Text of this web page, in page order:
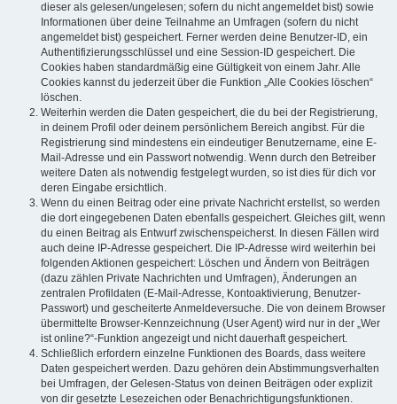
dieser als gelesen/ungelesen; sofern du nicht angemeldet bist) sowie
Informationen über deine Teilnahme an Umfragen (sofern du nicht
angemeldet bist) gespeichert. Ferner werden deine Benutzer-ID, ein
Authentifizierungsschlüssel und eine Session-ID gespeichert. Die
Cookies haben standardmäßig eine Gültigkeit von einem Jahr. Alle
Cookies kannst du jederzeit über die Funktion „Alle Cookies löschen“
löschen.
Weiterhin werden die Daten gespeichert, die du bei der Registrierung,
in deinem Profil oder deinem persönlichem Bereich angibst. Für die
Registrierung sind mindestens ein eindeutiger Benutzername, eine E-
Mail-Adresse und ein Passwort notwendig. Wenn durch den Betreiber
weitere Daten als notwendig festgelegt wurden, so ist dies für dich vor
deren Eingabe ersichtlich.
Wenn du einen Beitrag oder eine private Nachricht erstellst, so werden
die dort eingegebenen Daten ebenfalls gespeichert. Gleiches gilt, wenn
du einen Beitrag als Entwurf zwischenspeicherst. In diesen Fällen wird
auch deine IP-Adresse gespeichert. Die IP-Adresse wird weiterhin bei
folgenden Aktionen gespeichert: Löschen und Ändern von Beiträgen
(dazu zählen Private Nachrichten und Umfragen), Änderungen an
zentralen Profildaten (E-Mail-Adresse, Kontoaktivierung, Benutzer-
Passwort) und gescheiterte Anmeldeversuche. Die von deinem Browser
übermittelte Browser-Kennzeichnung (User Agent) wird nur in der „Wer
ist online?“-Funktion angezeigt und nicht dauerhaft gespeichert.
Schließlich erfordern einzelne Funktionen des Boards, dass weitere
Daten gespeichert werden. Dazu gehören dein Abstimmungsverhalten
bei Umfragen, der Gelesen-Status von deinen Beiträgen oder explizit
von dir gesetzte Lesezeichen oder Benachrichtigungsfunktionen.